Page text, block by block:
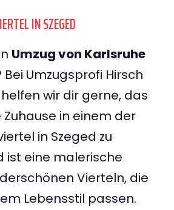
IN SZEGED
Umzug von Karlsruhe
Bei Umzugsprofi Hirsch
wir dir gerne, das
in einem der
in Szeged zu
ist eine malerische
Vierteln, die
Lebensstil passen.